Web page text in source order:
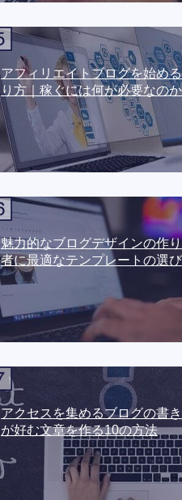
アフィリエイトブログを始め
り方｜稼ぐには何が必要なの
魅力的なブログデザインの作
者に最適なテンプレートの選
アクセスを集めるブログの書
が好む文章を作る10の方法